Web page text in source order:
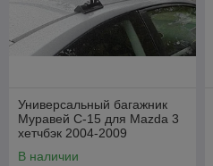
Универсальный багажник
Муравей С-15 для Mazda 3
хетчбэк 2004-2009
В наличии